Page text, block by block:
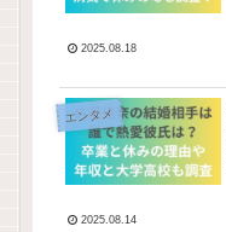
2025.08.18
エンタメ
2025.08.14